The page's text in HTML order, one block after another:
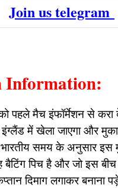
Join us telegram
Information:
पहले मैच इंफॉर्मेशन से
इंग्लैंड में खेला जाएगा और
भारतीय समय के अनुसार
बैटिंग पिच है और जो इस
दिमाग लगाकर